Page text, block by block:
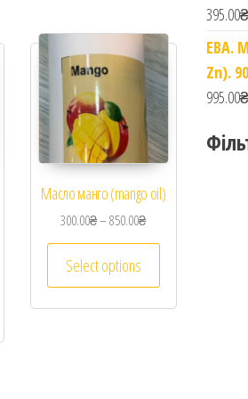
Масло манго (mango oil)
300.00₴–850.00₴
Select options
395.00₴
EBA.
Zn).
995.00₴